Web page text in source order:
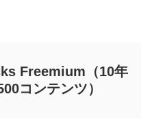
Freemium（10年
コンテンツ）